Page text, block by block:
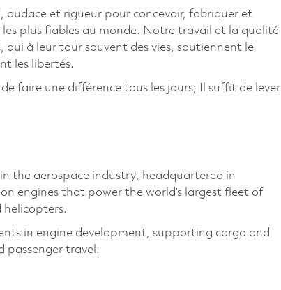
et rigueur pour concevoir, fabriquer et
les plus fiables au monde. Notre travail et la qualité
à leur tour sauvent des vies, soutiennent le
les libertés.
faire une différence tous les jours; Il suffit de lever
the aerospace industry, headquartered in
engines that power the world’s largest fleet of
helicopters.
in engine development, supporting cargo and
passenger travel.